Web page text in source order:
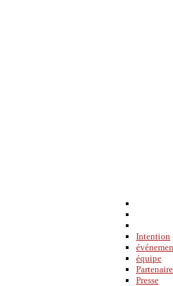
Intention
équipe
Presse